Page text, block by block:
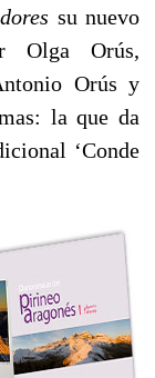
su nuevo
Olga Orús,
Orús y
la que da
‘Conde